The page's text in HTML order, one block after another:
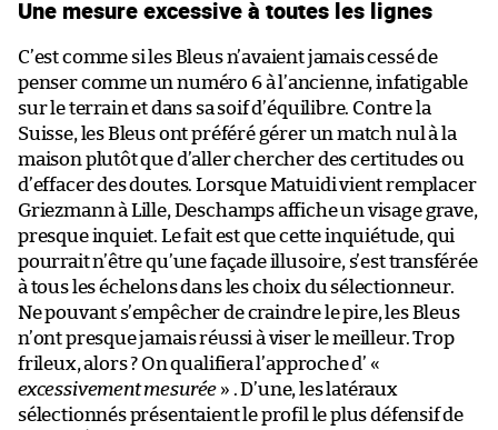
Une mesure excessive à toutes les lignes
C’est comme si les Bleus n’avaient jamais cessé de
penser comme un numéro 6 à l’ancienne, infatigable
sur le terrain et dans sa soif d’équilibre. Contre la
Suisse, les Bleus ont préféré gérer un match nul à la
maison plutôt que d’aller chercher des certitudes ou
d’effacer des doutes. Lorsque Matuidi vient remplacer
Griezmann à Lille, Deschamps affiche un visage grave,
presque inquiet. Le fait est que cette inquiétude, qui
pourrait n’être qu’une façade illusoire, s’est transférée
à tous les échelons dans les choix du sélectionneur.
Ne pouvant s’empêcher de craindre le pire, les Bleus
n’ont presque jamais réussi à viser le meilleur. Trop
frileux, alors ? On qualifiera l’approche d’ «
excessivement mesurée » . D’une, les latéraux
sélectionnés présentaient le profil le plus défensif de